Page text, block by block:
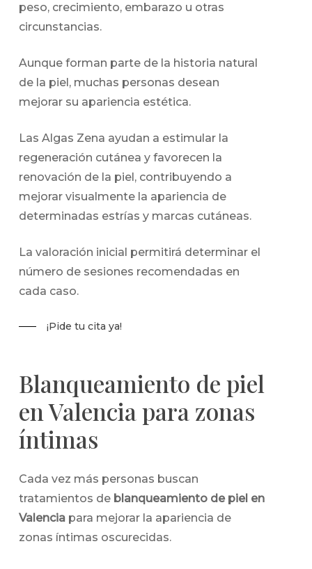
peso, crecimiento, embarazo u otras
circunstancias.
Aunque forman parte de la historia natural
de la piel, muchas personas desean
mejorar su apariencia estética.
Las Algas Zena ayudan a estimular la
regeneración cutánea y favorecen la
renovación de la piel, contribuyendo a
mejorar visualmente la apariencia de
determinadas estrías y marcas cutáneas.
La valoración inicial permitirá determinar el
número de sesiones recomendadas en
cada caso.
¡Pide tu cita ya!
Blanqueamiento de piel
en Valencia para zonas
íntimas
Cada vez más personas buscan
tratamientos de blanqueamiento de piel en
Valencia para mejorar la apariencia de
zonas íntimas oscurecidas.